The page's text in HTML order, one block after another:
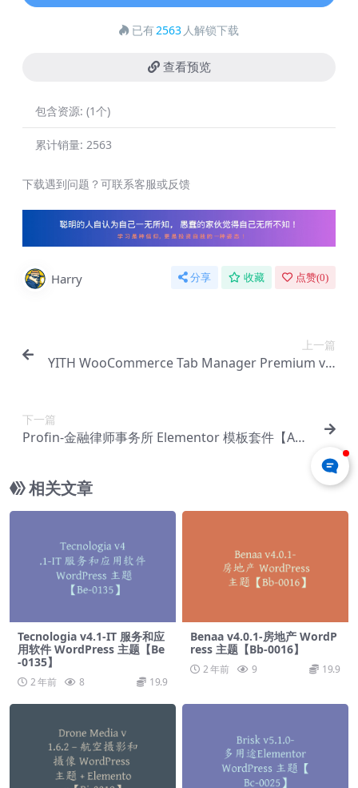
已有2563 人解锁下载
查看预览
包含资源: (1个)
累计销量: 2563
下载遇到问题？可联系客服或反馈
Harry 分享 收藏 点赞(0)
上一篇
YITH WooCommerce Tab Manager Premium v1.
下一篇
Profin-金融律师事务所 Elementor 模板套件【Aa-
相关文章
Tecnologia v4.1-IT 服务和应
用软件 WordPress 主题【Be
-0135】
2 年前 8 19.9
Benaa v4.0.1-房地产 WordP
ress 主题【Bb-0016】
2 年前 9 19.9